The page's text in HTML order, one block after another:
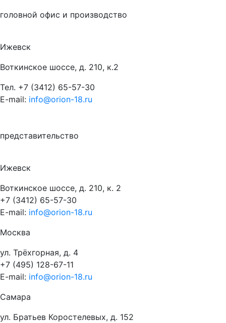
головной офис и производство
Ижевск
Воткинское шоссе, д. 210, к.2
Тел. +7 (3412) 65-57-30
E-mail: info@orion-18.ru
представительство
Ижевск
Воткинское шоссе, д. 210, к. 2
+7 (3412) 65-57-30
E-mail: info@orion-18.ru
Москва
ул. Трёхгорная, д. 4
+7 (495) 128-67-11
E-mail: info@orion-18.ru
Самара
ул. Братьев Коростелевых, д. 152